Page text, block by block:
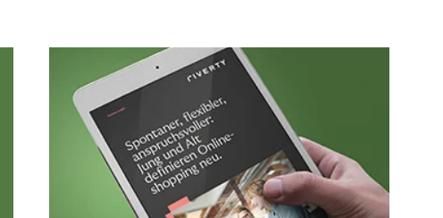
Unternehmen.